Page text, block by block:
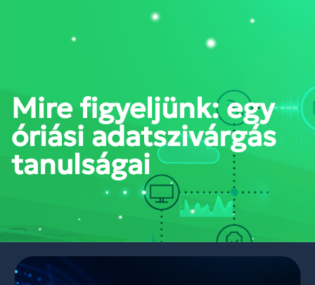
PORTÁL BELÉPÉS
Mire figyeljünk: egy
óriási adatszivárgás
tanulságai